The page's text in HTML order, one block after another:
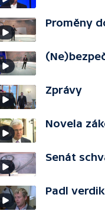
Proměny
Zprávy
Novela
Senát
Padl